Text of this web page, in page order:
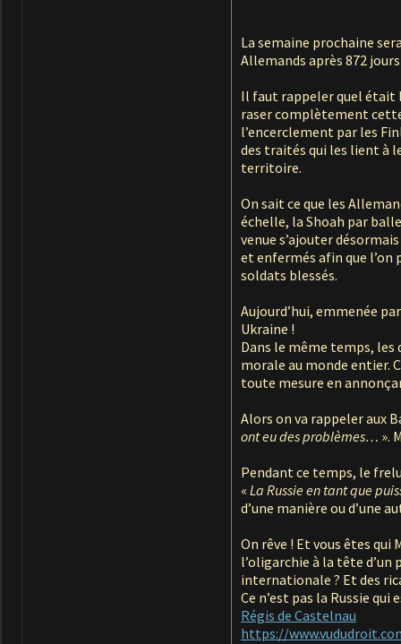
La semaine prochaine
Allemands après 872
Il faut rappeler quel était
raser complètement
l’encerclement par les
des traités qui les lient à
territoire.
On sait ce que les
échelle, la Shoah par
venue s’ajouter
et enfermés afin que l’on
soldats blessés.
Aujourd’hui, emmenée
Ukraine !
Dans le même temps, les
morale au monde entier.
toute mesure en
Alors on va rappeler aux
ont eu des problèmes… ».
Pendant ce temps, le
« La Russie en tant que
d’une manière ou d’une
On rêve ! Et vous êtes
l’oligarchie à la tête
internationale ? Et des
Ce n’est pas la Russie qui
Régis de Castelnau
https://